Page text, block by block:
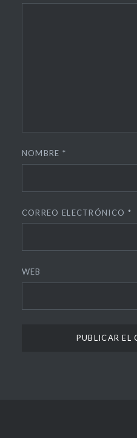
NOMBRE *
CORREO ELECTRÓNICO *
WEB